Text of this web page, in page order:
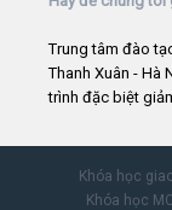
Trung tâm đào
Thanh Xuân - Hà
trình đặc biệt
Khóa học
Khóa học